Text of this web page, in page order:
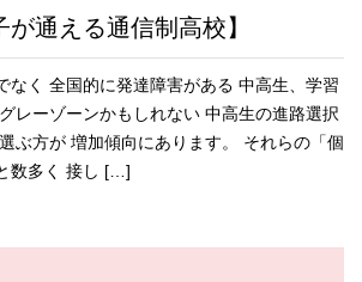
が通える通信制高校】
なく 全国的に発達障害がある 中高生、学習
レーゾーンかもしれない 中高生の進路選択
ぶ方が 増加傾向にあります。 それらの「個
数多く 接し […]